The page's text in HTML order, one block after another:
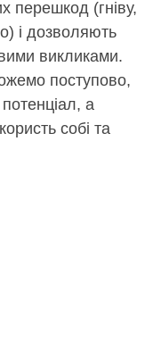
перешкод (гніву,
і дозволяють
викликами.
поступово,
а
собі та